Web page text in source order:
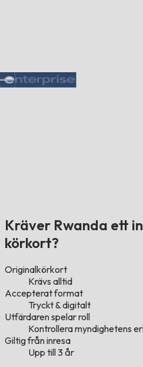
Kräver Rwanda ett
körkort?
Originalkörkort
Krävs alltid
Accepterat format
Tryckt & digitalt
Utfärdaren spelar roll
Kontrollera myndighetens
Giltig från inresa
Upp till 3 år